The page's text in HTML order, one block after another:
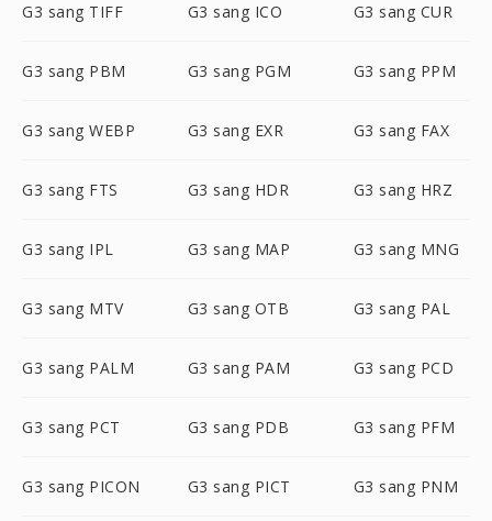
G3 sang TIFF G3 sang ICO G3 sang CUR
G3 sang PBM G3 sang PGM G3 sang PPM
G3 sang WEBP G3 sang EXR G3 sang FAX
G3 sang FTS G3 sang HDR G3 sang HRZ
G3 sang IPL G3 sang MAP G3 sang MNG
G3 sang MTV G3 sang OTB G3 sang PAL
G3 sang PALM G3 sang PAM G3 sang PCD
G3 sang PCT G3 sang PDB G3 sang PFM
G3 sang PICON G3 sang PICT G3 sang PNM